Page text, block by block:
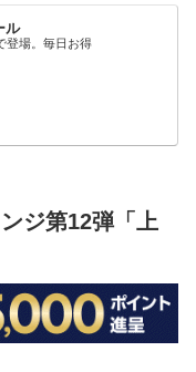
ル
登場。毎日お得
ジ第12弾「上